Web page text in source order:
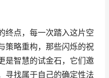
终点，每一次踏入这片空
策略重构，那些闪烁的祝
是智慧的试金石，它们邀
寻找属于自己的确定性法